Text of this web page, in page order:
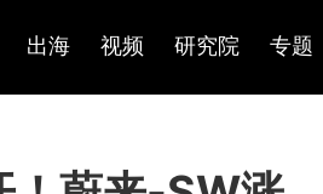
出海 视频 研究院 专题